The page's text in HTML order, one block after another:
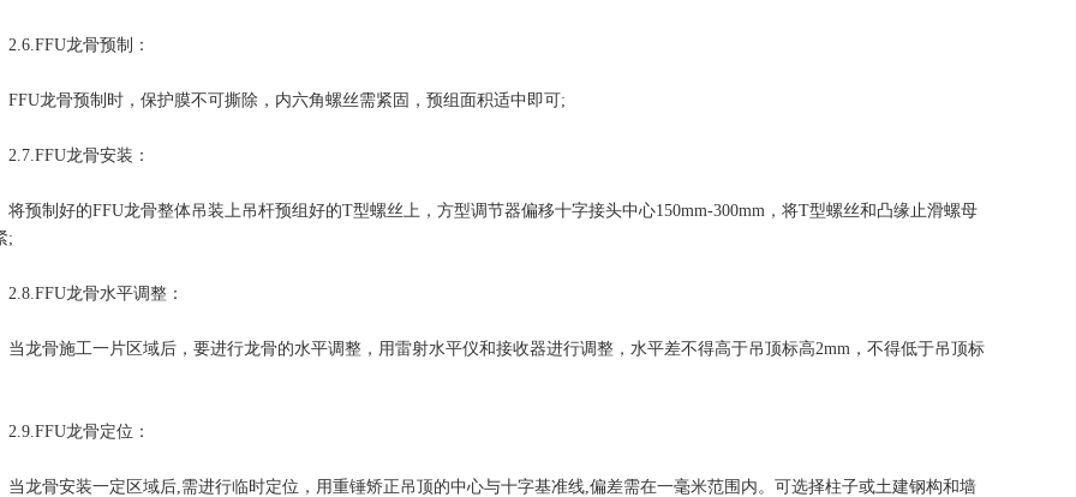
龙骨预制：
龙骨预制时，保护膜不可撕除，内六角螺丝需紧固，预组面积适中即可;
龙骨安装：
制好的FFU龙骨整体吊装上吊杆预组好的T型螺丝上，方型调节器偏移十字接头中心150mm-300mm，将T型螺丝和凸缘止滑螺母
;
龙骨水平调整：
骨施工一片区域后，要进行龙骨的水平调整，用雷射水平仪和接收器进行调整，水平差不得高于吊顶标高2mm，不得低于吊顶标
龙骨定位：
骨安装一定区域后,需进行临时定位，用重锤矫正吊顶的中心与十字基准线,偏差需在一毫米范围内。可选择柱子或土建钢构和墙